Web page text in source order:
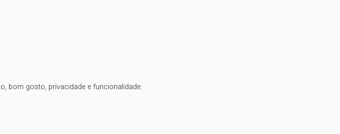
bom gosto, privacidade e funcionalidade.